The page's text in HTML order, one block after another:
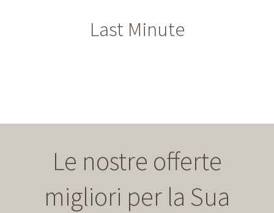
Last Minute
Le nostre offerte
migliori per la Sua